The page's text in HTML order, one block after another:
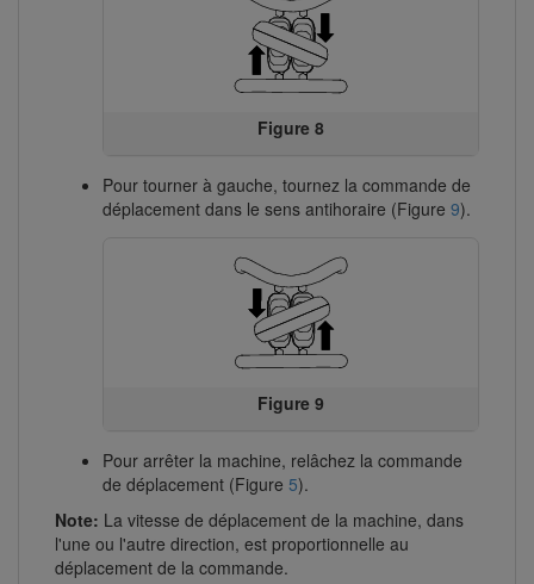
Figure 8
Pour tourner à gauche, tournez la commande de
déplacement dans le sens antihoraire (Figure 9).
Figure 9
Pour arrêter la machine, relâchez la commande
de déplacement (Figure 5).
Note: La vitesse de déplacement de la machine, dans
l'une ou l'autre direction, est proportionnelle au
déplacement de la commande.